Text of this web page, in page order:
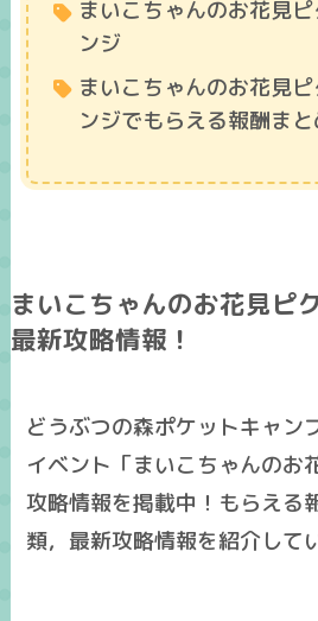
まいこちゃんのお花見
ンジ
まいこちゃんのお花見
ンジでもらえる報酬まと
まいこちゃんのお花見ピ
最新攻略情報！
どうぶつの森ポケットキャン
イベント「まいこちゃんのお
攻略情報を掲載中！もらえる
類，最新攻略情報を紹介して